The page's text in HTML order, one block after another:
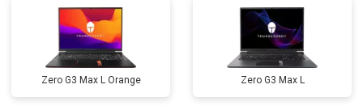
Zero G3 Max L Orange Zero G3 Max L